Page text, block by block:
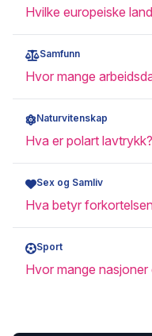
Hvilke europeiske
Samfunn
Hvor mange
Naturvitenskap
Hva er polart lavtrykk?
Sex og Samliv
Hva betyr
Sport
Hvor mange